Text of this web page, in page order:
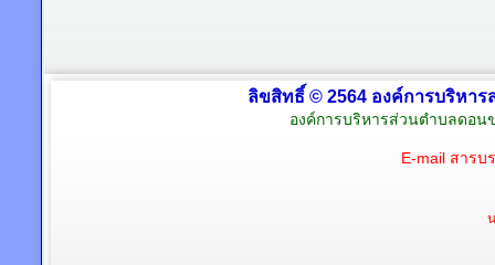
ลิขสิทธิ์ © 2564 องค์การบริหา
องค์การบริหารส่วนตำบลดอน
E-mail สาร